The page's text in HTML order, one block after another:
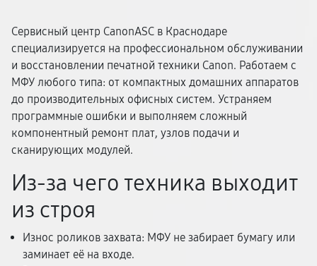
Сервисный центр CanonASC в Краснодаре
специализируется на профессиональном обслуживании
и восстановлении печатной техники Canon. Работаем с
МФУ любого типа: от компактных домашних аппаратов
до производительных офисных систем. Устраняем
программные ошибки и выполняем сложный
компонентный ремонт плат, узлов подачи и
сканирующих модулей.
Из-за чего техника выходит
из строя
Износ роликов захвата: МФУ не забирает бумагу или
заминает её на входе.